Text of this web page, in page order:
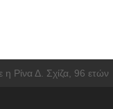
Ρίνα Δ. Σχίζα, 96 ετών